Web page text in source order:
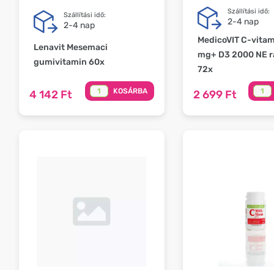
Szállítási idő:
2-4 nap
Lenavit Mesemaci
gumivitamin 60x
4 142 Ft KOSÁRBA
Szállítási idő:
2-4 nap
MedicoVIT C-
mg+ D3 2000 NE
72x
2 699 Ft